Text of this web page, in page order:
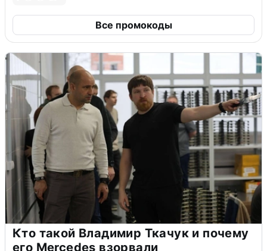
Все промокоды
Кто такой Владимир Ткачук и почему
его Mercedes взорвали